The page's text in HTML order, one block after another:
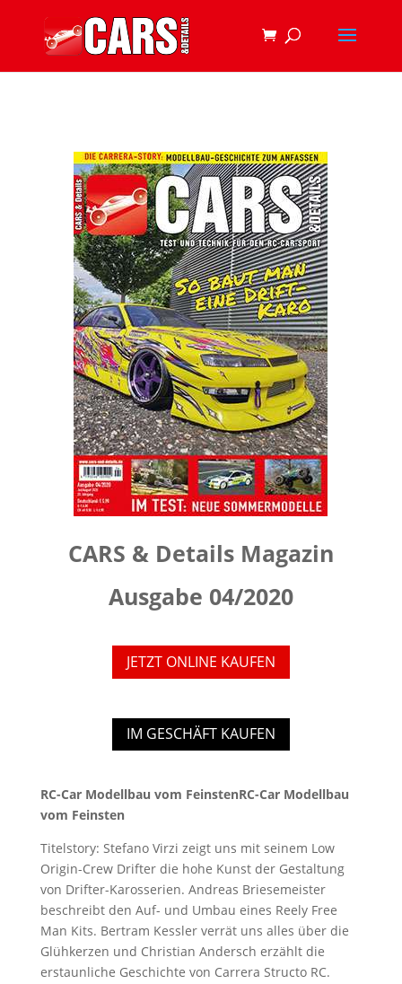
CARS & Details Magazin
Ausgabe 04/2020
JETZT ONLINE KAUFEN
IM GESCHÄFT KAUFEN
RC-Car Modellbau vom FeinstenRC-Car Modellbau
vom Feinsten
Titelstory: Stefano Virzi zeigt uns mit seinem Low
Origin-Crew Drifter die hohe Kunst der Gestaltung
von Drifter-Karosserien. Andreas Briesemeister
beschreibt den Auf- und Umbau eines Reely Free
Man Kits. Bertram Kessler verrät uns alles über die
Glühkerzen und Christian Andersch erzählt die
erstaunliche Geschichte von Carrera Structo RC.